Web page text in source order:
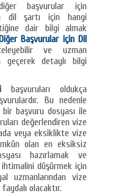
başvurular için
dil şartı için hangi
dair bilgi almak
Başvurular için Dil
ve uzman
geçerek detaylı bilgi
başvuruları oldukça
Bu nedenle
başvuru dosyası ile
değerlendiren vize
veya eksiklikte vize
olan en eksiksiz
hazırlamak ve
ihtimalini düşürmek için
uzmanlarından vize
faydalı olacaktır.